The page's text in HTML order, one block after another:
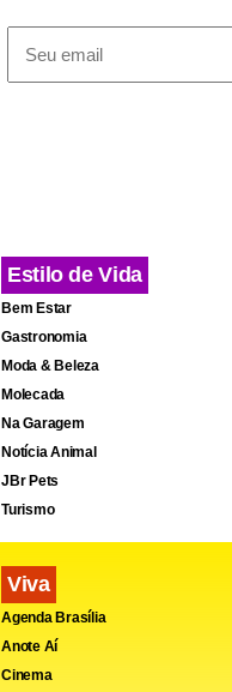
Estilo de Vida
Bem Estar
Gastronomia
Moda & Beleza
Molecada
Na Garagem
Notícia Animal
JBr Pets
Turismo
Viva
Agenda Brasília
Anote Aí
Cinema